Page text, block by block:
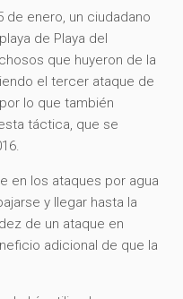
de enero, un ciudadano
de Playa del
que huyeron de la
el tercer ataque de
lo que también
táctica, que se
en los ataques por agua
y llegar hasta la
de un ataque en
adicional de que la